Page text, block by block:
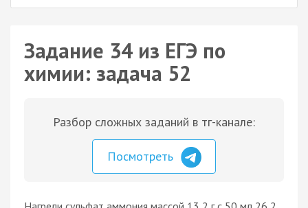
Задание 34 из ЕГЭ по
химии: задача 52
Разбор сложных заданий в тг-канале:
Посмотреть